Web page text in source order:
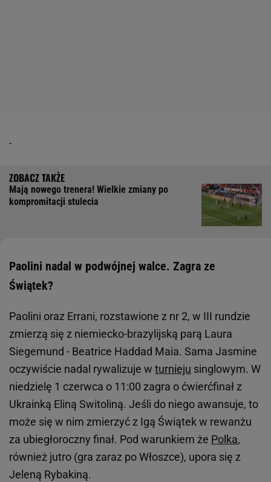
Mają nowego trenera! Wielkie zmiany po
kompromitacji stulecia
Paolini nadal w podwójnej walce. Zagra ze
Świątek?
Paolini oraz Errani, rozstawione z nr 2, w III rundzie
zmierzą się z niemiecko-brazylijską parą Laura
Siegemund - Beatrice Haddad Maia. Sama Jasmine
oczywiście nadal rywalizuje w turnieju singlowym. W
niedzielę 1 czerwca o 11:00 zagra o ćwierćfinał z
Ukrainką Eliną Switoliną. Jeśli do niego awansuje, to
może się w nim zmierzyć z Igą Świątek w rewanżu
za ubiegłoroczny finał. Pod warunkiem że Polka,
również jutro (gra zaraz po Włoszce), upora się z
Jeleną Rybakiną.